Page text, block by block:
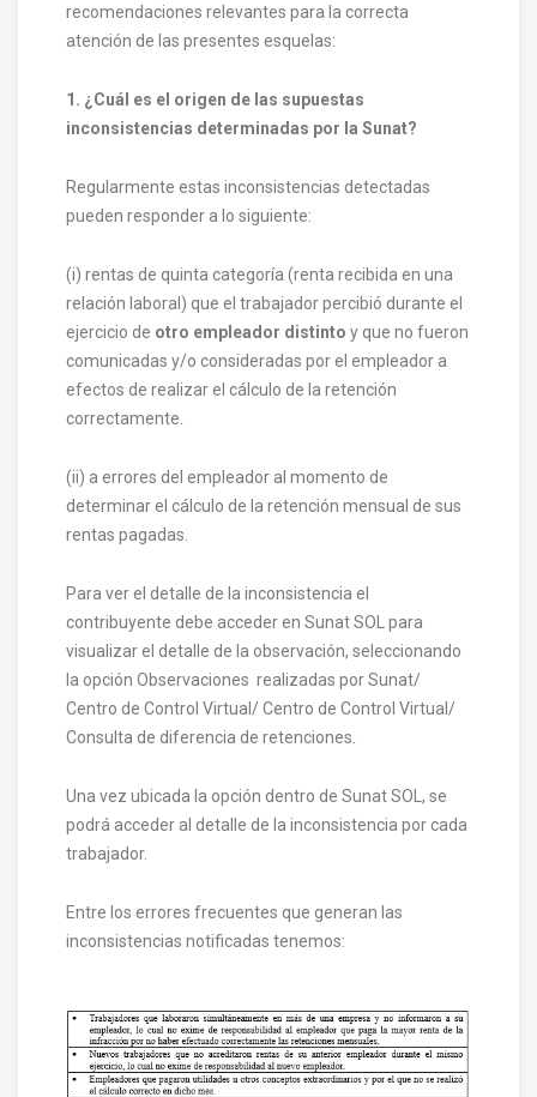
recomendaciones relevantes para la correcta
atención de las presentes esquelas:
1. ¿Cuál es el origen de las supuestas
inconsistencias determinadas por la Sunat?
Regularmente estas inconsistencias detectadas
pueden responder a lo siguiente:
(i) rentas de quinta categoría (renta recibida en una
relación laboral) que el trabajador percibió durante el
ejercicio de otro empleador distinto y que no fueron
comunicadas y/o consideradas por el empleador a
efectos de realizar el cálculo de la retención
correctamente.
(ii) a errores del empleador al momento de
determinar el cálculo de la retención mensual de sus
rentas pagadas.
Para ver el detalle de la inconsistencia el
contribuyente debe acceder en Sunat SOL para
visualizar el detalle de la observación, seleccionando
la opción Observaciones realizadas por Sunat/
Centro de Control Virtual/ Centro de Control Virtual/
Consulta de diferencia de retenciones.
Una vez ubicada la opción dentro de Sunat SOL, se
podrá acceder al detalle de la inconsistencia por cada
trabajador.
Entre los errores frecuentes que generan las
inconsistencias notificadas tenemos: